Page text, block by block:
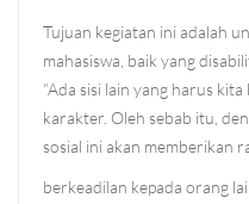
Tujuan kegiatan ini adalah
mahasiswa, baik yang
“Ada sisi lain yang harus
karakter. Oleh sebab itu,
sosial ini akan memberikan
berkeadilan kepada orang